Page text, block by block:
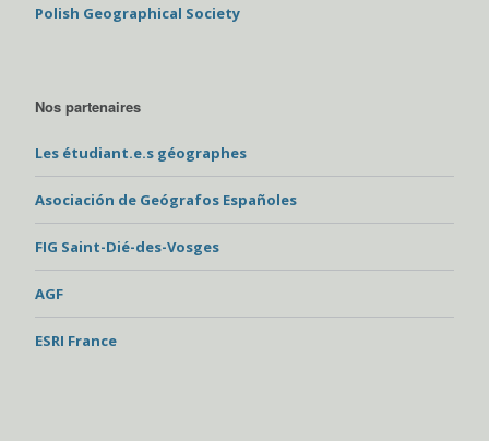
Polish Geographical Society
Nos partenaires
Les étudiant.e.s géographes
Asociación de Geógrafos Españoles
FIG Saint-Dié-des-Vosges
AGF
ESRI France